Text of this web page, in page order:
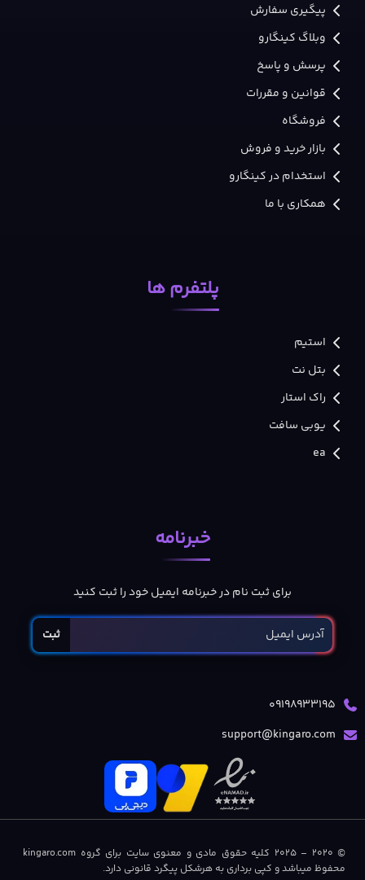
پیگیری سفارش
وبلاگ کینگارو
پرسش و پاسخ
قوانین و مقررات
فروشگاه
بازار خرید و فروش
استخدام در کینگارو
همکاری با ما
پلتفرم ها
استیم
بتل نت
راک استار
یوبی سافت
ea
خبرنامه
برای ثبت نام در خبرنامه ایمیل خود را ثبت کنید
ثبت
09198933195
support@kingaro.com
© 2020 – 2025 کلیه حقوق مادی و معنوی سایت برای گروه kingaro.com
محفوظ میباشد و کپی برداری به هرشکل پیگرد قانونی دارد.